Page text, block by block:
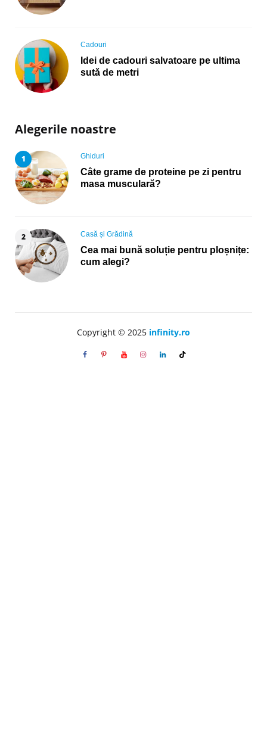
Posted
in
Cadouri
Idei de cadouri salvatoare pe ultima
sută de metri
Alegerile noastre
Posted
in
Ghiduri
Câte grame de proteine pe zi pentru
masa musculară?
Posted
in
Casă și Grădină
Cea mai bună soluție pentru ploșnițe:
cum alegi?
Copyright © 2025 infinity.ro